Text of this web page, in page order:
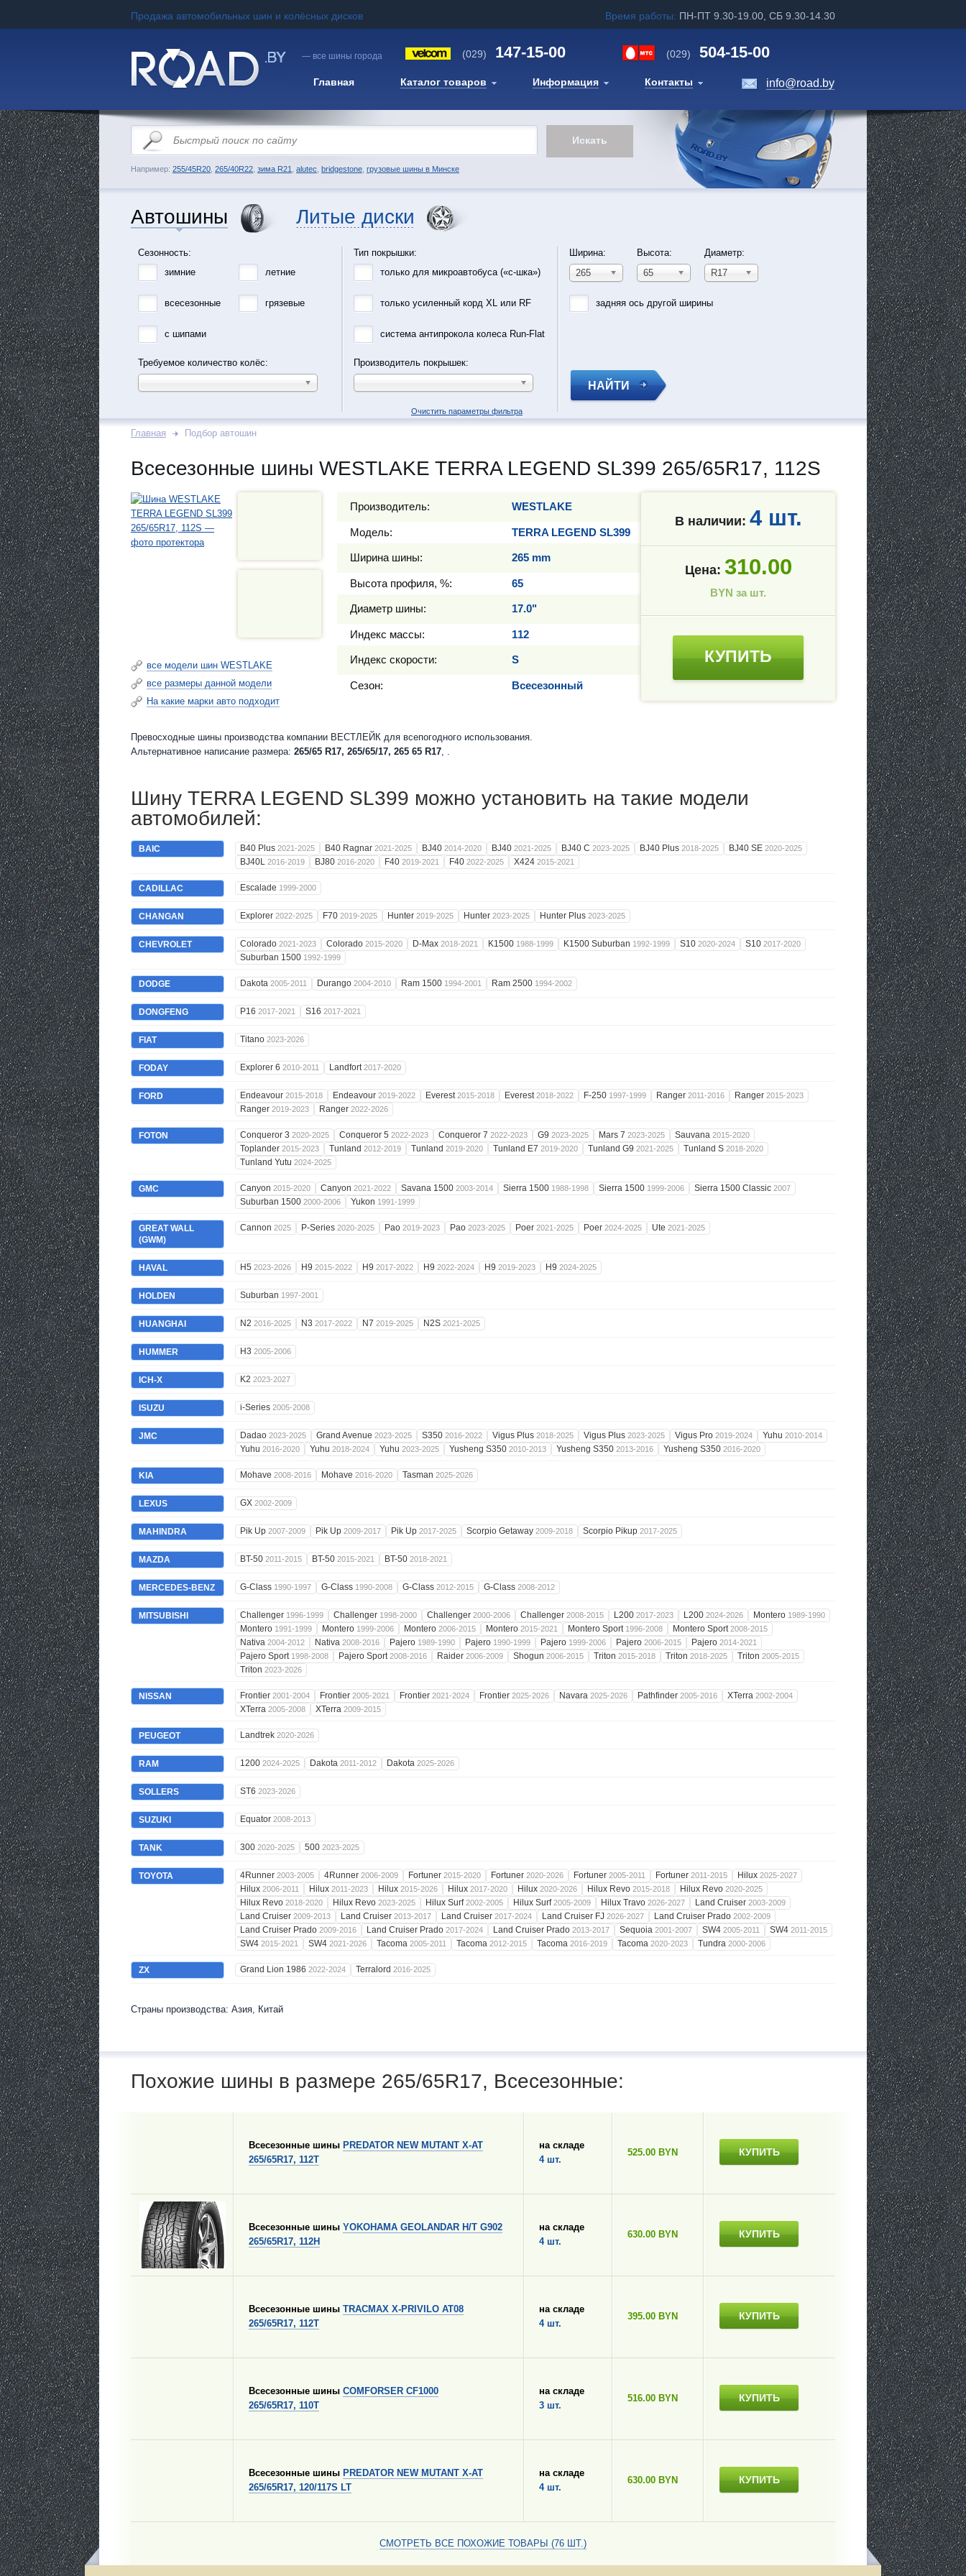
Продажа автомобильных шин и колёсных дисков Время работы: ПН-ПТ 9.30-19.00, СБ 9.30-14.30
— все шины города (029) 147-15-00 (029) 504-15-00
Главная Каталог товаров Информация Контакты info@road.by
Например: 255/45R20 265/40R22 зима R21 alutec bridgestone грузовые шины в Минске
Автошины Литые диски
Сезонность:
зимние
летние
всесезонные грязевые
с шипами
Требуемое количество колёс:
Тип покрышки:
только для микроавтобуса («с-шка»)
только усиленный корд XL или RF
система антипрокола колеса Run-Flat
Производитель покрышек:
Ширина:
265
Высота:
65
Диаметр:
R17
задняя ось другой ширины
НАЙТИ
Очистить параметры фильтра
Главная Подбор автошин
Всесезонные шины WESTLAKE TERRA LEGEND SL399 265/65R17, 112S
все модели шин WESTLAKE
все размеры данной модели
На какие марки авто подходит
Производитель: WESTLAKE
Модель: TERRA LEGEND SL399
Ширина шины: 265 mm
Высота профиля, %: 65
Диаметр шины: 17.0"
Индекс массы: 112
Индекс скорости: S
Сезон: Всесезонный
В наличии: 4 шт.
Цена: 310.00
BYN за шт.
КУПИТЬ
Превосходные шины производства компании ВЕСТЛЕЙК для всепогодного использования.
Альтернативное написание размера: 265/65 R17, 265/65/17, 265 65 R17, .
Шину TERRA LEGEND SL399 можно установить на такие модели
автомобилей:
BAIC B40 Plus 2021-2025 B40 Ragnar 2021-2025 BJ40 2014-2020 BJ40 2021-2025 BJ40 C 2023-2025 BJ40 Plus 2018-2025 BJ40 SE 2020-2025
BJ40L 2016-2019 BJ80 2016-2020 F40 2019-2021 F40 2022-2025 X424 2015-2021
CADILLAC Escalade 1999-2000
CHANGAN Explorer 2022-2025 F70 2019-2025 Hunter 2019-2025 Hunter 2023-2025 Hunter Plus 2023-2025
CHEVROLET Colorado 2021-2023 Colorado 2015-2020 D-Max 2018-2021 K1500 1988-1999 K1500 Suburban 1992-1999 S10 2020-2024 S10 2017-2020
Suburban 1500 1992-1999
DODGE Dakota 2005-2011 Durango 2004-2010 Ram 1500 1994-2001 Ram 2500 1994-2002
DONGFENG P16 2017-2021 S16 2017-2021
FIAT Titano 2023-2026
FODAY Explorer 6 2010-2011 Landfort2017-2020
FORD Endeavour 2015-2018 Endeavour 2019-2022 Everest2015-2018 Everest2018-2022 F-250 1997-1999 Ranger 2011-2016 Ranger 2015-2023
Ranger 2019-2023 Ranger 2022-2026
FOTON Conqueror 3 2020-2025 Conqueror 5 2022-2023 Conqueror 7 2022-2023 G9 2023-2025 Mars 7 2023-2025 Sauvana 2015-2020
Toplander 2015-2023 Tunland 2012-2019 Tunland 2019-2020 Tunland E7 2019-2020 Tunland G9 2021-2025 Tunland S 2018-2020
Tunland Yutu 2024-2025
GMC Canyon 2015-2020 Canyon 2021-2022 Savana 1500 2003-2014 Sierra 1500 1988-1998 Sierra 1500 1999-2006 Sierra 1500 Classic 2007
Suburban 1500 2000-2006 Yukon 1991-1999
GREAT WALL
(GWM)
Cannon 2025 P-Series 2020-2025 Pao 2019-2023 Pao 2023-2025 Poer 2021-2025 Poer 2024-2025 Ute 2021-2025
HAVAL H5 2023-2026 H9 2015-2022 H9 2017-2022 H9 2022-2024 H9 2019-2023 H9 2024-2025
HOLDEN Suburban 1997-2001
HUANGHAI N2 2016-2025 N3 2017-2022 N7 2019-2025 N2S 2021-2025
HUMMER H3 2005-2006
ICH-X K2 2023-2027
ISUZU i-Series 2005-2008
JMC Dadao 2023-2025 Grand Avenue 2023-2025 S350 2016-2022 Vigus Plus 2018-2025 Vigus Plus 2023-2025 Vigus Pro 2019-2024 Yuhu 2010-2014
Yuhu 2016-2020 Yuhu 2018-2024 Yuhu 2023-2025 Yusheng S350 2010-2013 Yusheng S350 2013-2016 Yusheng S350 2016-2020
KIA Mohave 2008-2016 Mohave 2016-2020 Tasman 2025-2026
LEXUS GX 2002-2009
MAHINDRA Pik Up 2007-2009 Pik Up 2009-2017 Pik Up 2017-2025 Scorpio Getaway 2009-2018 Scorpio Pikup 2017-2025
MAZDA BT-50 2011-2015 BT-50 2015-2021 BT-50 2018-2021
MERCEDES-BENZ G-Class 1990-1997 G-Class 1990-2008 G-Class 2012-2015 G-Class 2008-2012
MITSUBISHI Challenger 1996-1999 Challenger 1998-2000 Challenger 2000-2006 Challenger 2008-2015 L200 2017-2023 L200 2024-2026 Montero 1989-1990
Montero 1991-1999 Montero 1999-2006 Montero 2006-2015 Montero 2015-2021 Montero Sport 1996-2008 Montero Sport2008-2015
Nativa 2004-2012 Nativa 2008-2016 Pajero 1989-1990 Pajero 1990-1999 Pajero 1999-2006 Pajero 2006-2015 Pajero 2014-2021
Pajero Sport 1998-2008 Pajero Sport2008-2016 Raider 2006-2009 Shogun 2006-2015 Triton 2015-2018 Triton 2018-2025 Triton 2005-2015
Triton 2023-2026
NISSAN Frontier 2001-2004 Frontier 2005-2021 Frontier 2021-2024 Frontier 2025-2026 Navara 2025-2026 Pathfinder 2005-2016 XTerra 2002-2004
XTerra 2005-2008 XTerra 2009-2015
PEUGEOT Landtrek 2020-2026
RAM 1200 2024-2025 Dakota 2011-2012 Dakota 2025-2026
SOLLERS ST6 2023-2026
SUZUKI Equator 2008-2013
TANK 300 2020-2025 500 2023-2025
TOYOTA 4Runner 2003-2005 4Runner 2006-2009 Fortuner 2015-2020 Fortuner 2020-2026 Fortuner 2005-2011 Fortuner 2011-2015 Hilux 2025-2027
Hilux 2006-2011 Hilux 2011-2023 Hilux 2015-2026 Hilux 2017-2020 Hilux 2020-2026 Hilux Revo 2015-2018 Hilux Revo 2020-2025
Hilux Revo 2018-2020 Hilux Revo 2023-2025 Hilux Surf2002-2005 Hilux Surf2005-2009 Hilux Travo 2026-2027 Land Cruiser 2003-2009
Land Cruiser 2009-2013 Land Cruiser 2013-2017 Land Cruiser 2017-2024 Land Cruiser FJ 2026-2027 Land Cruiser Prado 2002-2009
Land Cruiser Prado 2009-2016 Land Cruiser Prado 2017-2024 Land Cruiser Prado 2013-2017 Sequoia 2001-2007 SW4 2005-2011 SW4 2011-2015
SW4 2015-2021 SW4 2021-2026 Tacoma 2005-2011 Tacoma 2012-2015 Tacoma 2016-2019 Tacoma 2020-2023 Tundra 2000-2006
ZX Grand Lion 1986 2022-2024 Terralord 2016-2025
Страны производства: Азия, Китай
Похожие шины в размере 265/65R17, Всесезонные:
Всесезонные шины PREDATOR NEW MUTANT X-AT
265/65R17, 112T
на складе
4 шт.
525.00 BYN КУПИТЬ
Всесезонные шины YOKOHAMA GEOLANDAR H/T G902
265/65R17, 112H
на складе
4 шт.
630.00 BYN КУПИТЬ
Всесезонные шины TRACMAX X-PRIVILO AT08
265/65R17, 112T
на складе
4 шт.
395.00 BYN КУПИТЬ
Всесезонные шины COMFORSER CF1000
265/65R17, 110T
на складе
3 шт.
516.00 BYN КУПИТЬ
Всесезонные шины PREDATOR NEW MUTANT X-AT
265/65R17, 120/117S LT
на складе
4 шт.
630.00 BYN КУПИТЬ
СМОТРЕТЬ ВСЕ ПОХОЖИЕ ТОВАРЫ (76 ШТ.)